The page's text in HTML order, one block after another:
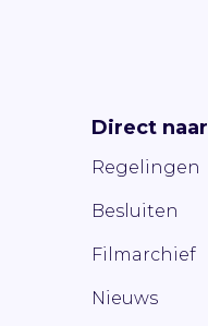
Direct naar
Regelingen
Besluiten
Filmarchief
Nieuws